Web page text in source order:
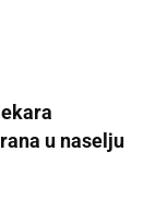
u naselju